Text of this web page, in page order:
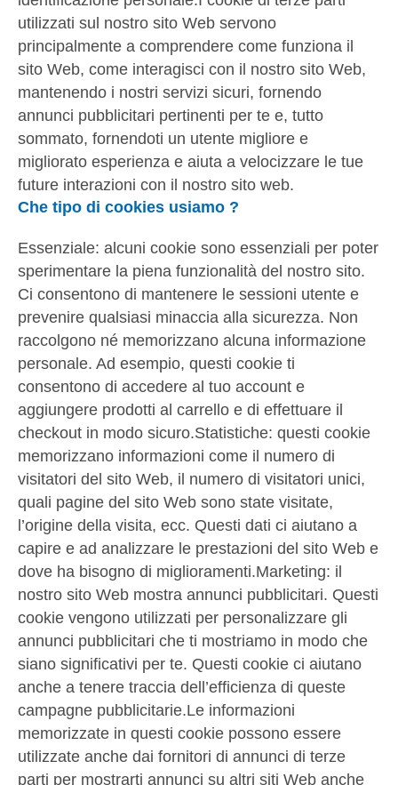
utilizzati sul nostro sito Web servono
principalmente a comprendere come funziona il
sito Web, come interagisci con il nostro sito Web,
mantenendo i nostri servizi sicuri, fornendo
annunci pubblicitari pertinenti per te e, tutto
sommato, fornendoti un utente migliore e
migliorato esperienza e aiuta a velocizzare le tue
future interazioni con il nostro sito web.
Che tipo di cookies usiamo ?
Essenziale: alcuni cookie sono essenziali per poter
sperimentare la piena funzionalità del nostro sito.
Ci consentono di mantenere le sessioni utente e
prevenire qualsiasi minaccia alla sicurezza. Non
raccolgono né memorizzano alcuna informazione
personale. Ad esempio, questi cookie ti
consentono di accedere al tuo account e
aggiungere prodotti al carrello e di effettuare il
checkout in modo sicuro.Statistiche: questi cookie
memorizzano informazioni come il numero di
visitatori del sito Web, il numero di visitatori unici,
quali pagine del sito Web sono state visitate,
l’origine della visita, ecc. Questi dati ci aiutano a
capire e ad analizzare le prestazioni del sito Web e
dove ha bisogno di miglioramenti.Marketing: il
nostro sito Web mostra annunci pubblicitari. Questi
cookie vengono utilizzati per personalizzare gli
annunci pubblicitari che ti mostriamo in modo che
siano significativi per te. Questi cookie ci aiutano
anche a tenere traccia dell’efficienza di queste
campagne pubblicitarie.Le informazioni
memorizzate in questi cookie possono essere
utilizzate anche dai fornitori di annunci di terze
parti per mostrarti annunci su altri siti Web anche